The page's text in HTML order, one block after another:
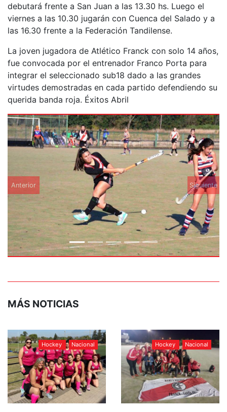
debutará frente a San Juan a las 13.30 hs. Luego el
viernes a las 10.30 jugarán con Cuenca del Salado y a
las 16.30 frente a la Federación Tandilense.
La joven jugadora de Atlético Franck con solo 14 años,
fue convocada por el entrenador Franco Porta para
integrar el seleccionado sub18 dado a las grandes
virtudes demostradas en cada partido defendiendo su
querida banda roja. Éxitos Abril
Anterior Siguiente
MÁS NOTICIAS
Hockey Nacional Hockey Nacional